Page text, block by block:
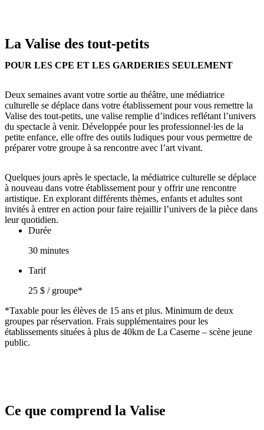
La Valise des tout-petits
POUR LES CPE ET LES GARDERIES SEULEMENT
Deux semaines avant votre sortie au théâtre, une médiatrice
culturelle se déplace dans votre établissement pour vous remettre la
Valise des tout-petits, une valise remplie d’indices reflétant l’univers
du spectacle à venir. Développée pour les professionnel·les de la
petite enfance, elle offre des outils ludiques pour vous permettre de
préparer votre groupe à sa rencontre avec l’art vivant.
Quelques jours après le spectacle, la médiatrice culturelle se déplace
à nouveau dans votre établissement pour y offrir une rencontre
artistique. En explorant différents thèmes, enfants et adultes sont
invités à entrer en action pour faire rejaillir l’univers de la pièce dans
leur quotidien.
Durée
30 minutes
Tarif
25 $ / groupe*
*Taxable pour les élèves de 15 ans et plus. Minimum de deux
groupes par réservation. Frais supplémentaires pour les
établissements situées à plus de 40km de La Caserne – scène jeune
public.
Ce que comprend la Valise